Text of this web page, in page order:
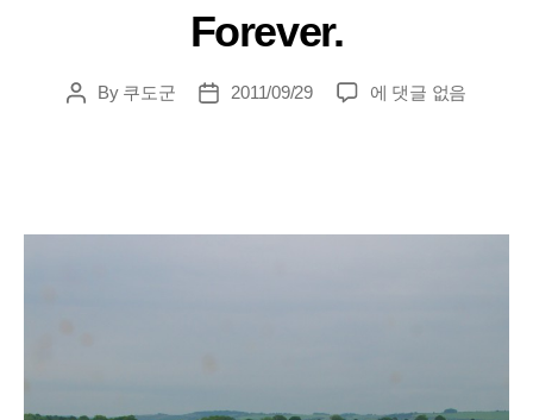
Forever.
PostBy 쿠도군
Post2011/09/29 Forever.
에 댓글 없음